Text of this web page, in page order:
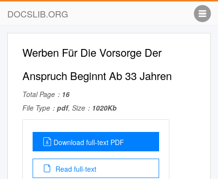
DOCSLIB.ORG
Werben Für Die Vorsorge Der
Anspruch Beginnt Ab 33 Jahren
Total Page： 16
File Type： pdf, Size： 1020Kb
Download full-text PDF
Read full-text